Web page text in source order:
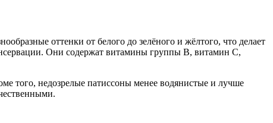
оттенки от белого до зелёного и жёлтого, что делает
Они содержат витамины группы B, витамин C,
того, недозрелые патиссоны менее водянистые и лучше